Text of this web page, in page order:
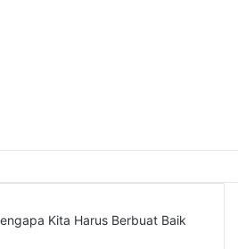
Kita Harus Berbuat Baik